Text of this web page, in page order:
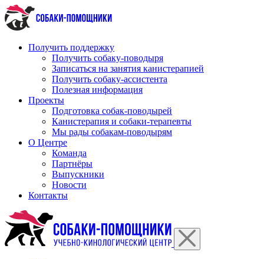
Перейти
к
содержимому
Получить поддержку
Получить собаку-поводыря
Записаться на занятия канистерапией
Получить собаку-ассистента
Полезная информация
Проекты
Подготовка собак-поводырей
Канистерапия и собаки-терапевты
Мы рады собакам-поводырям
О Центре
Команда
Партнёры
Выпускники
Новости
Контакты